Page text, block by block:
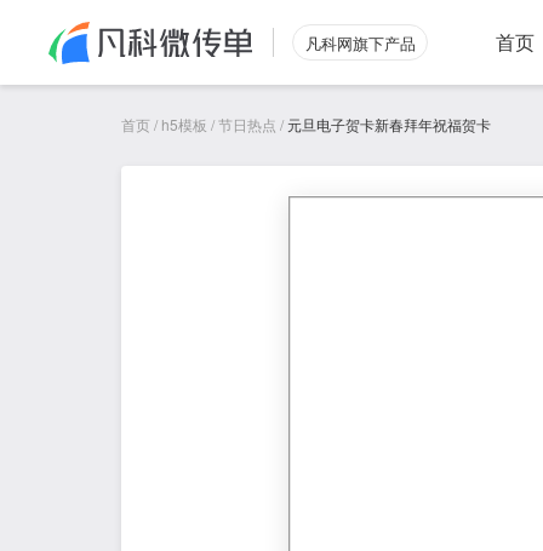
凡科网旗下产品 首页
首页/ h5模板 /节日热点 /元旦电子贺卡新春拜年祝福贺卡